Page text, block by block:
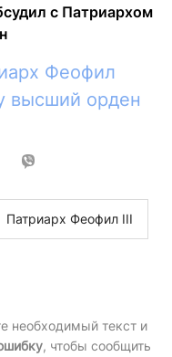
с Патриархом
Феофил
высший орден
Патриарх Феофил III
необходимый текст и
, чтобы сообщить